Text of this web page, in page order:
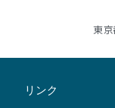
東京
リンク